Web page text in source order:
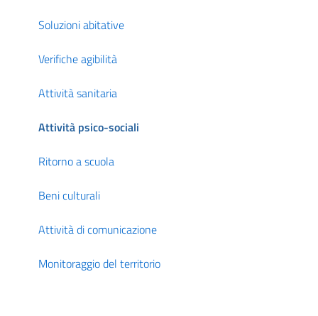
Soluzioni abitative
Verifiche agibilità
Attività sanitaria
Attività psico-sociali
Ritorno a scuola
Beni culturali
Attività di comunicazione
Monitoraggio del territorio